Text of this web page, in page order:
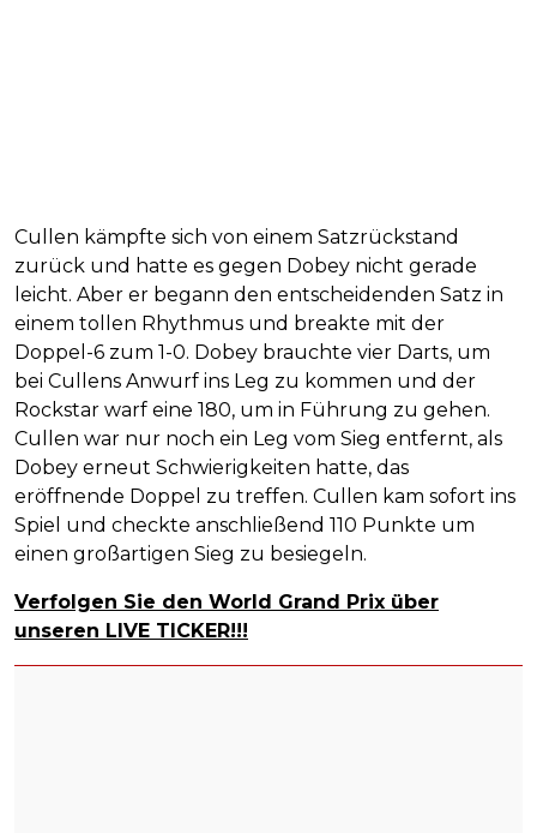
Cullen kämpfte sich von einem Satzrückstand
zurück und hatte es gegen Dobey nicht gerade
leicht. Aber er begann den entscheidenden Satz in
einem tollen Rhythmus und breakte mit der
Doppel-6 zum 1-0. Dobey brauchte vier Darts, um
bei Cullens Anwurf ins Leg zu kommen und der
Rockstar warf eine 180, um in Führung zu gehen.
Cullen war nur noch ein Leg vom Sieg entfernt, als
Dobey erneut Schwierigkeiten hatte, das
eröffnende Doppel zu treffen. Cullen kam sofort ins
Spiel und checkte anschließend 110 Punkte um
einen großartigen Sieg zu besiegeln.
Verfolgen Sie den World Grand Prix über
unseren LIVE TICKER!!!